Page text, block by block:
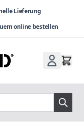
Lieferung
online bestellen